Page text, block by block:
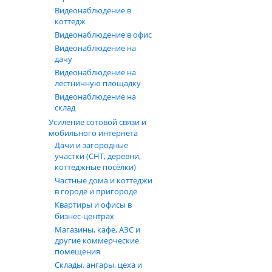
Видеонаблюдение в
коттедж
Видеонаблюдение в офис
Видеонаблюдение на
дачу
Видеонаблюдение на
лестничную площадку
Видеонаблюдение на
склад
Усиление сотовой связи и
мобильного интернета
Дачи и загородные
участки (СНТ, деревни,
коттеджные посёлки)
Частные дома и коттеджи
в городе и пригороде
Квартиры и офисы в
бизнес‑центрах
Магазины, кафе, АЗС и
другие коммерческие
помещения
Склады, ангары, цеха и